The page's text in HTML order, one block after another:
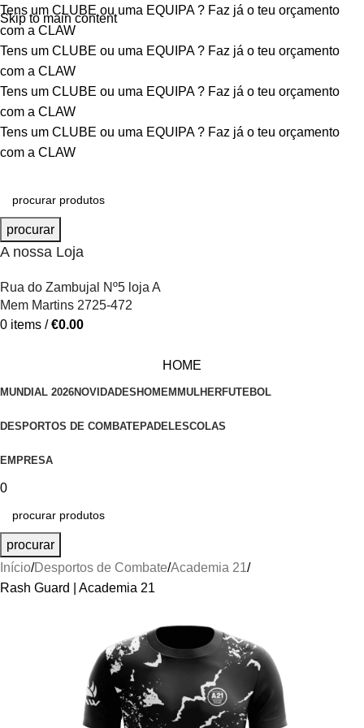
Skip to main content
Tens um CLUBE ou uma EQUIPA ? Faz já o teu orçamento
com a CLAW
Tens um CLUBE ou uma EQUIPA ? Faz já o teu orçamento
com a CLAW
Tens um CLUBE ou uma EQUIPA ? Faz já o teu orçamento
com a CLAW
Tens um CLUBE ou uma EQUIPA ? Faz já o teu orçamento
com a CLAW
procurar
A nossa Loja
Rua do Zambujal Nº5 loja A
Mem Martins 2725-472
0 items / €0.00
HOME
MUNDIAL 2026NOVIDADES HOMEM MULHERFUTEBOL
DESPORTOS DE COMBATEPADELESCOLAS
EMPRESA
0
procurar
Início Desportos de Combate Academia 21
Rash Guard | Academia 21